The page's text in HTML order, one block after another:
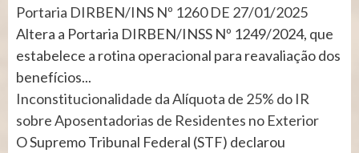
Portaria DIRBEN/INS Nº 1260 DE 27/01/2025
Altera a Portaria DIRBEN/INSS Nº 1249/2024, que
estabelece a rotina operacional para reavaliação dos
benefícios...
Inconstitucionalidade da Alíquota de 25% do IR
sobre Aposentadorias de Residentes no Exterior
O Supremo Tribunal Federal (STF) declarou